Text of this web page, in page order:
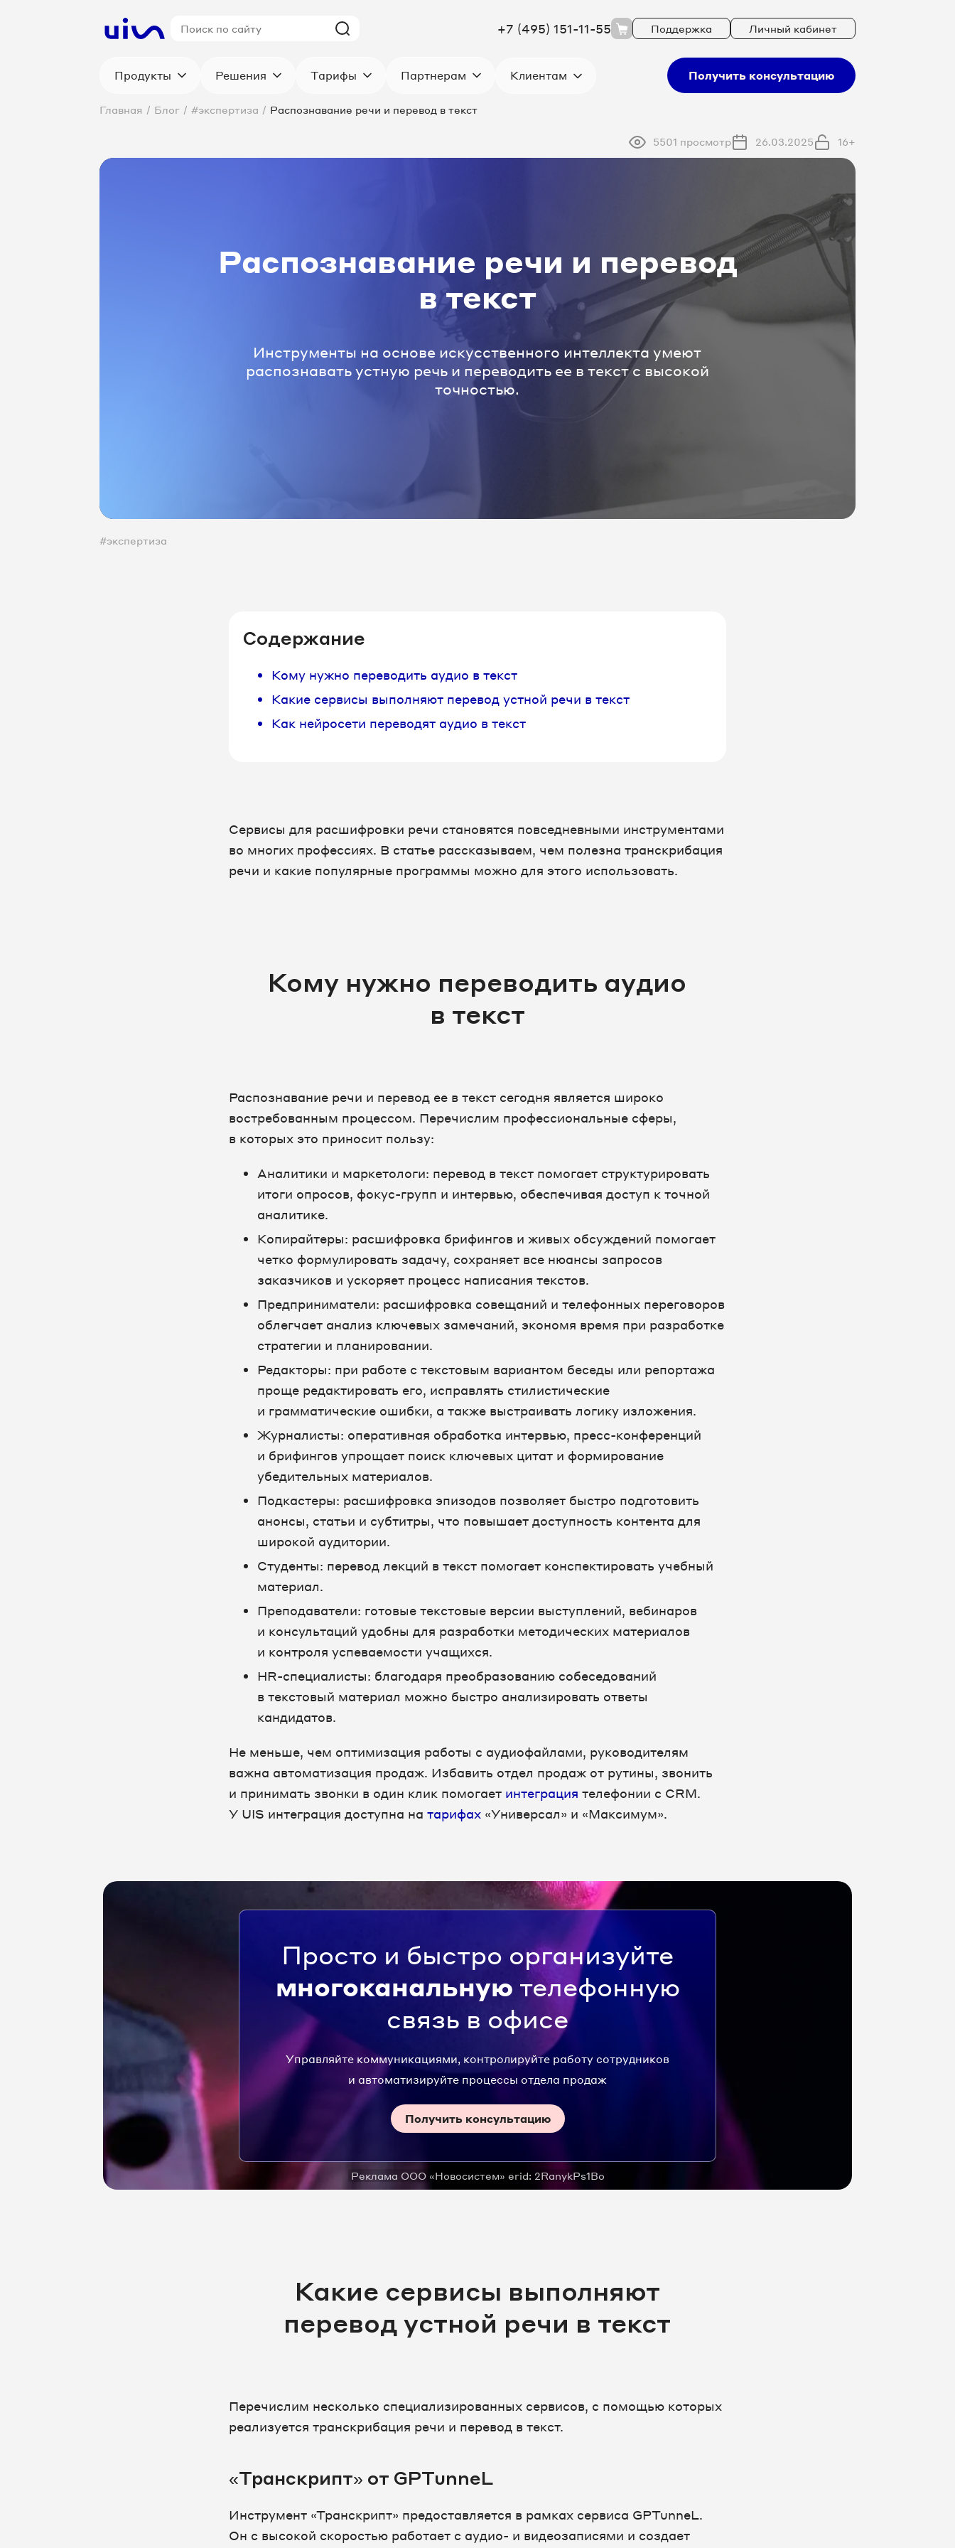
+7 (495) 151-11-55 Поддержка Личный кабинет
Продукты Решения Тарифы Партнерам Клиентам Получить консультацию
Главная / Блог / #экспертиза / Распознавание речи и перевод в текст
5501 просмотр 26.03.2025 16+
Распознавание речи и перевод
в текст
Инструменты на основе искусственного интеллекта умеют
распознавать устную речь и переводить ее в текст с высокой
точностью.
#экспертиза
Содержание
Кому нужно переводить аудио в текст
Какие сервисы выполняют перевод устной речи в текст
Как нейросети переводят аудио в текст
Сервисы для расшифровки речи становятся повседневными инструментами
во многих профессиях. В статье рассказываем, чем полезна транскрибация
речи и какие популярные программы можно для этого использовать.
Кому нужно переводить аудио
в текст
Распознавание речи и перевод ее в текст сегодня является широко
востребованным процессом. Перечислим профессиональные сферы,
в которых это приносит пользу:
Аналитики и маркетологи: перевод в текст помогает структурировать
итоги опросов, фокус-групп и интервью, обеспечивая доступ к точной
аналитике.
Копирайтеры: расшифровка брифингов и живых обсуждений помогает
четко формулировать задачу, сохраняет все нюансы запросов
заказчиков и ускоряет процесс написания текстов.
Предприниматели: расшифровка совещаний и телефонных переговоров
облегчает анализ ключевых замечаний, экономя время при разработке
стратегии и планировании.
Редакторы: при работе с текстовым вариантом беседы или репортажа
проще редактировать его, исправлять стилистические
и грамматические ошибки, а также выстраивать логику изложения.
Журналисты: оперативная обработка интервью, пресс-конференций
и брифингов упрощает поиск ключевых цитат и формирование
убедительных материалов.
Подкастеры: расшифровка эпизодов позволяет быстро подготовить
анонсы, статьи и субтитры, что повышает доступность контента для
широкой аудитории.
Студенты: перевод лекций в текст помогает конспектировать учебный
материал.
Преподаватели: готовые текстовые версии выступлений, вебинаров
и консультаций удобны для разработки методических материалов
и контроля успеваемости учащихся.
HR-специалисты: благодаря преобразованию собеседований
в текстовый материал можно быстро анализировать ответы
кандидатов.
Не меньше, чем оптимизация работы с аудиофайлами, руководителям
важна автоматизация продаж. Избавить отдел продаж от рутины, звонить
и принимать звонки в один клик помогает интеграция телефонии с CRM.
У UIS интеграция доступна натарифах «Универсал» и «Максимум».
Просто и быстро организуйте
многоканальную телефонную
связь в офисе
Управляйте коммуникациями, контролируйте работу сотрудников
и автоматизируйте процессы отдела продаж
Получить консультацию
Реклама ООО «Новосистем» erid: 2RanykPs1Bo
Какие сервисы выполняют
перевод устной речи в текст
Перечислим несколько специализированных сервисов, с помощью которых
реализуется транскрибация речи и перевод в текст.
«Транскрипт» от GPTunneL
Инструмент «Транскрипт» предоставляется в рамках сервиса GPTunneL.
Он с высокой скоростью работает с аудио- и видеозаписями и создает